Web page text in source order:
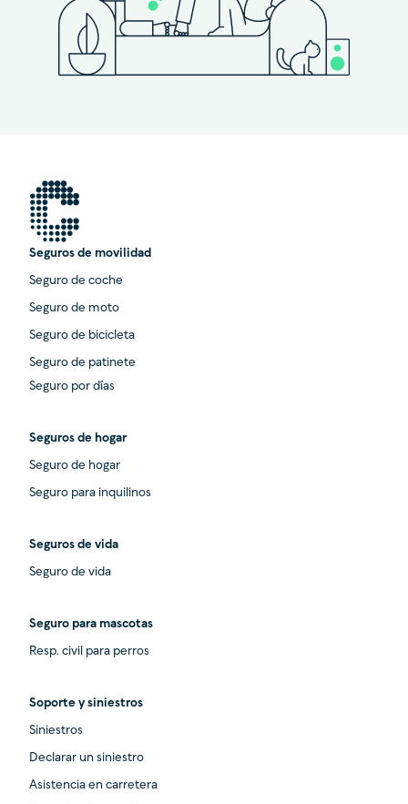
Seguros de movilidad
Seguro de coche
Seguro de moto
Seguro de bicicleta
Seguro de patinete
Seguro por días
Seguros de hogar
Seguro de hogar
Seguro para inquilinos
Seguros de vida
Seguro de vida
Seguro para mascotas
Resp. civil para perros
Soporte y siniestros
Siniestros
Declarar un siniestro
Asistencia en carretera